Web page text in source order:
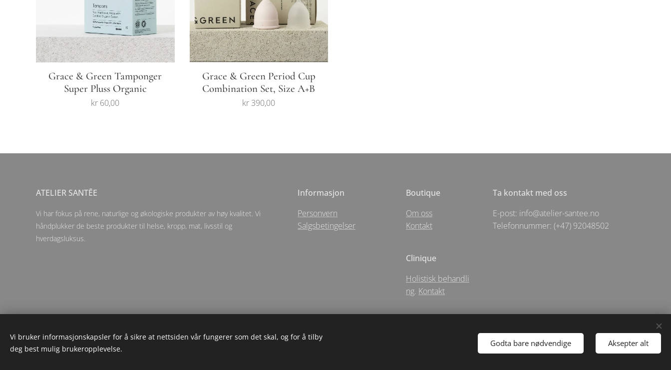
Grace & Green Tamponger
Super Pluss Organic
kr 60,00
Grace & Green Period Cup
Combination Set, Size A+B
kr 390,00
ATELIER SANTĒE
Vi har fokus på rene, naturlige og økologiske produkter av høy kvalitet. Vi
håndplukker de beste produkter til helse, kropp, mat, livsstil og
hverdagsluksus.
Informasjon
Personvern
Salgsbetingelser
Boutique
Om oss
Kontakt
Clinique
Holistisk behandli
ng. Kontakt
Ta kontakt med oss
E-post: info@atelier-santee.no
Telefonnummer: (+47) 92048502
Vi bruker informasjonskapsler for å sikre at nettsiden vår fungerer som det skal, og for å tilby
deg best mulig brukeropplevelse.
Godta bare nødvendige Aksepter alt